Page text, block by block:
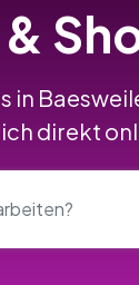
direkt